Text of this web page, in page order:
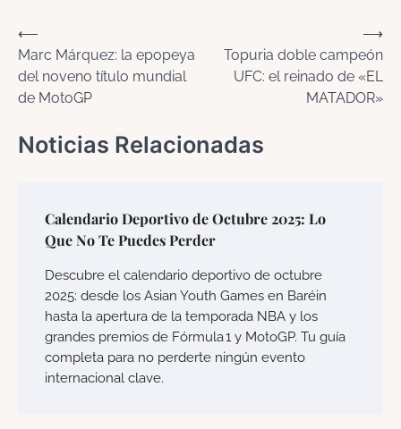
Navegación
de
entradas
⟵
Marc Márquez: la epopeya
del noveno título mundial
de MotoGP
Topuria doble campeón
UFC: el reinado de «EL
MATADOR»
⟶
Noticias Relacionadas
Calendario Deportivo de Octubre 2025: Lo
Que No Te Puedes Perder
Descubre el calendario deportivo de octubre
2025: desde los Asian Youth Games en Baréin
hasta la apertura de la temporada NBA y los
grandes premios de Fórmula 1 y MotoGP. Tu guía
completa para no perderte ningún evento
internacional clave.